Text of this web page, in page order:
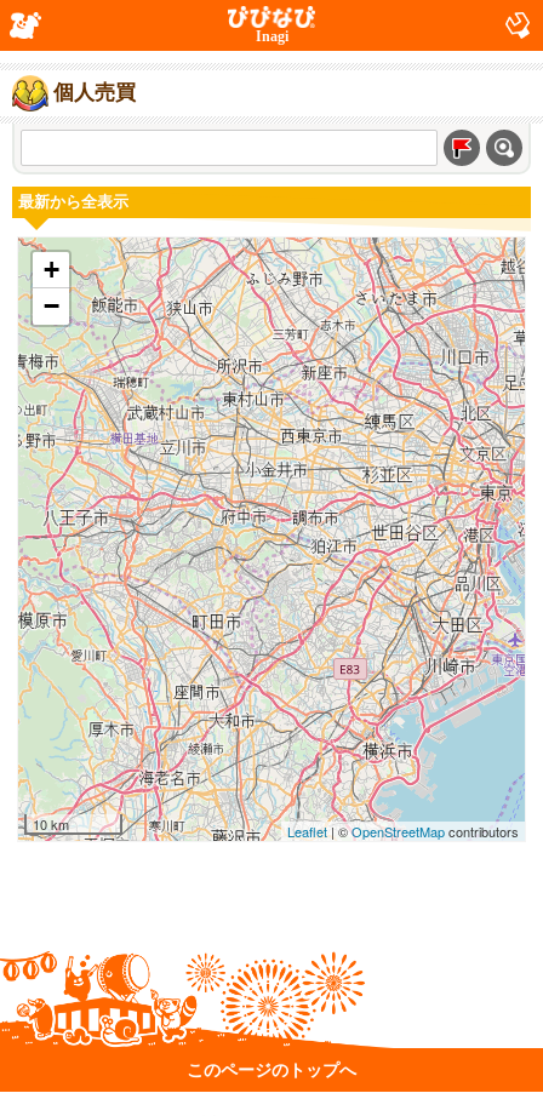
Inagi
個人売買
最新から全表示
+
−
10 km Leaflet| ©OpenStreetMapcontributors
このページのトップへ